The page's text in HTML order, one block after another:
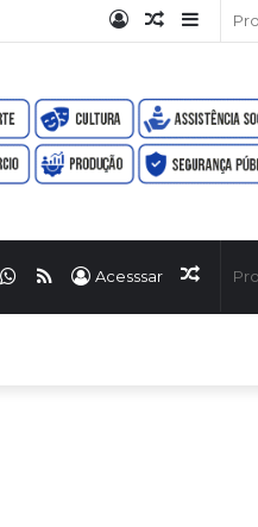
Barra
Artigo
Entrar
Artigo
Acesssar
RSS
WhatsApp